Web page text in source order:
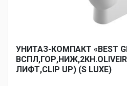
УНИТАЗ-КОМПАКТ «BEST
ЛИФТ,CLIP UP) (S LUXE)